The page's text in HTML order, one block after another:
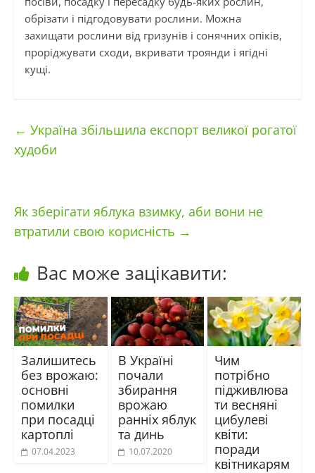
обрізати і підгодовувати рослини. Можна
захищати рослини від гризунів і сонячних опіків,
проріджувати сходи, вкривати троянди і ягідні
кущі.
← Україна збільшила експорт великої рогатої
худоби
Як зберігати яблука взимку, аби вони не
втратили свою корисність →
Вас може зацікавити:
Залишитесь
без врожаю:
основні
помилки
при посадці
картоплі
07.04.2023
В Україні
почали
збирання
врожаю
ранніх яблук
та динь
10.07.2020
Чим
потрібно
підживлюва
ти весняні
цибулеві
квіти:
поради
квітникарям